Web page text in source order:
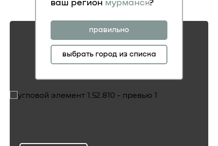
ваш регион мурманск?
правильно
выбрать город из списка
угловой элемент 1.52.810